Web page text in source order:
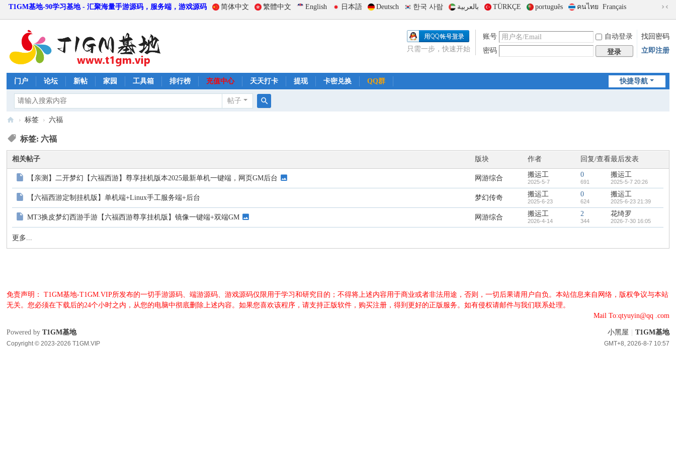
T1GM基地-90学习基地 - 汇聚海量手游源码，服务端，游戏源码 简体中文 繁體中文 English 日本語 Deutsch 한국 사람 بالعربية TÜRKÇE português คนไทย Français
到
版
账号 自动登录
找回密码
密码
登录 立即注册
只需一步，快速开始
快捷导航
门户 论坛 新帖 家园 工具箱 排行榜 充值中心 天天打卡 提现 卡密兑换 QQ群
帖子
T
1
G
地
› 标签 › 六福
标签: 六福
相关帖子 版块 作者 回复/查看最后发表
【亲测】二开梦幻【六福西游】尊享挂机版本2025最新单机一键端，网页GM后台 网游综合 搬运工
2025-5-7
0
691
搬运工
2025-5-7 20:26
【六福西游定制挂机版】单机端+Linux手工服务端+后台 梦幻传奇 搬运工
2025-6-23
0
624
搬运工
2025-6-23 21:39
MT3换皮梦幻西游手游【六福西游尊享挂机版】镜像一键端+双端GM 网游综合 搬运工
2026-4-14
2
344
花绮罗
2026-7-30 16:05
更多...
免责声明： T1GM基地-T1GM.VIP所发布的一切手游源码、端游源码、游戏源码仅限用于学习和研究目的；不得将上述内容用于商业或者非法用途，否则，一切后果请用户自负。本站信息来自网络，版权争议与本站
无关。您必须在下载后的24个小时之内，从您的电脑中彻底删除上述内容。如果您喜欢该程序，请支持正版软件，购买注册，得到更好的正版服务。如有侵权请邮件与我们联系处理。
Mail To:qtyuyin@qq .com
小黑屋 T1GM基地
GMT+8, 2026-8-7 10:57
Powered byT1GM基地
Copyright © 2023-2026 T1GM.VIP